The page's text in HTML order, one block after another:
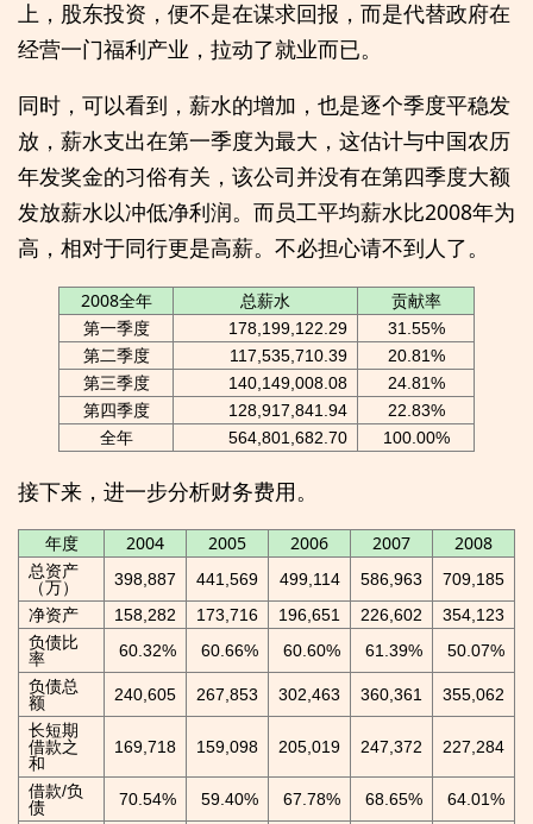
上，股东投资，便不是在谋求回报，而是代替政府在
经营一门福利产业，拉动了就业而已。
同时，可以看到，薪水的增加，也是逐个季度平稳发
放，薪水支出在第一季度为最大，这估计与中国农历
年发奖金的习俗有关，该公司并没有在第四季度大额
发放薪水以冲低净利润。而员工平均薪水比2008年为
高，相对于同行更是高薪。不必担心请不到人了。
2008全年 总薪水 贡献率
第一季度 178,199,122.29
31.55%
第二季度
117,535,710.39
20.81%
第三季度
140,149,008.08
24.81%
第四季度
128,917,841.94
22.83%
全年
564,801,682.70 100.00%
接下来，进一步分析财务费用。
年度 2004 2005 2006 2007 2008
总资产
（万）
398,887 441,569 499,114 586,963
709,185
净资产
158,282 173,716 196,651 226,602
354,123
负债比
率
60.32% 60.66% 60.60% 61.39%
50.07%
负债总
额
240,605 267,853 302,463 360,361
355,062
长短期
借款之
和
169,718 159,098 205,019 247,372 227,284
借款/负
债
70.54% 59.40% 67.78% 68.65%
64.01%